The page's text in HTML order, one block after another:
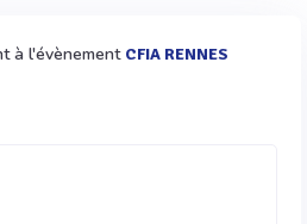
à l'évènement CFIA RENNES